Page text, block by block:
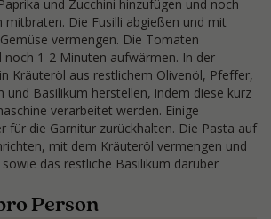
und Zucchini hinzufügen und noch
mitbraten. Die Fusilli abgießen und mit
vermengen. Die Tomaten
noch 1-2 Minuten aufwärmen. In der
Kräuteröl aus restlichem Olivenöl, Pfeffer,
und Basilikum herstellen, indem diese kurz
verarbeitet werden. Einige
für die Garnitur zurückhalten. Die Pasta auf
mit dem Kräuteröl vermengen und
das restliche Basilikum darüber
Person